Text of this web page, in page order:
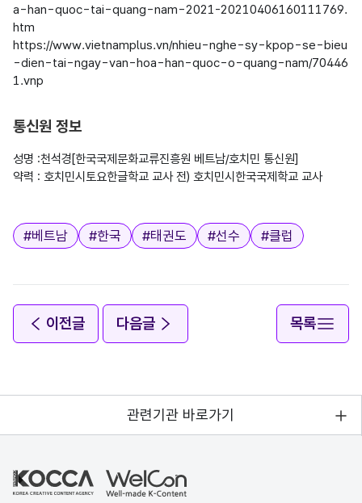
a-han-quoc-tai-quang-nam-2021-20210406160111769.
htm
https://www.vietnamplus.vn/nhieu-nghe-sy-kpop-se-bieu
-dien-tai-ngay-van-hoa-han-quoc-o-quang-nam/70446
1.vnp
통신원 정보
성명 :천석경[한국국제문화교류진흥원 베트남/호치민 통신원]
약력 : 호치민시토요한글학교 교사 전) 호치민시한국국제학교 교사
태그
#베트남 #한국 #태권도 #선수 #클럽
이전글 다음글 목록
관련기관 바로가기